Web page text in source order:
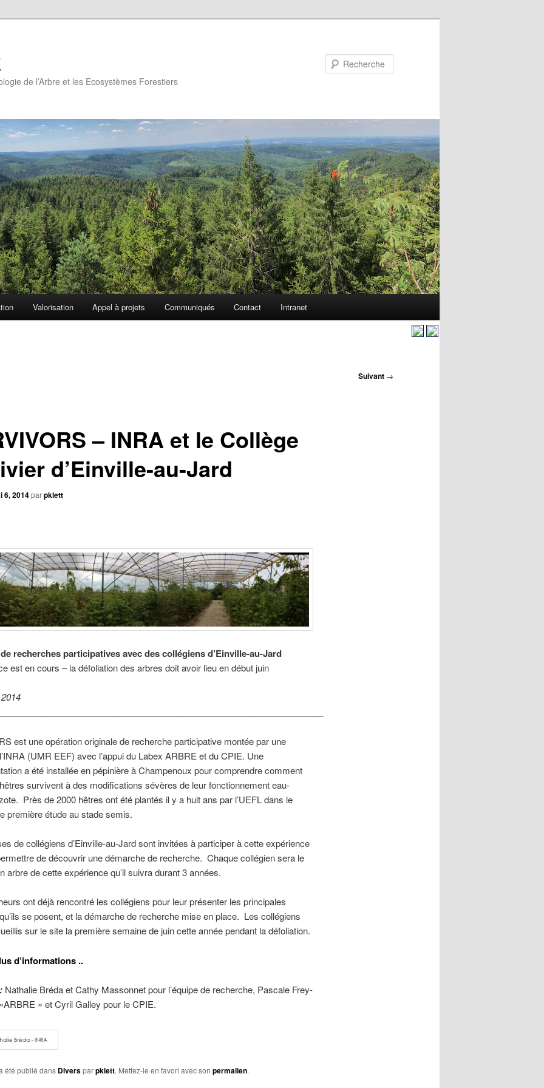
de l’Arbre et les Ecosystèmes Forestiers
Valorisation Appel à projets Communiqués Contact Intranet
Suivant →
– INRA et le Collège
d’Einville-au-Jard
6, 2014parpklett
recherches participatives avec des collégiens d’Einville-au-Jard
est en cours – la défoliation des arbres doit avoir lieu en début juin
est une opération originale de recherche participative montée par une
(UMR EEF) avec l’appui du Labex ARBRE et du CPIE. Une
a été installée en pépinière à Champenoux pour comprendre comment
survivent à des modifications sévères de leur fonctionnement eau-
Près de 2000 hêtres ont été plantés il y a huit ans par l’UEFL dans le
première étude au stade semis.
de collégiens d’Einville-au-Jard sont invitées à participer à cette expérience
de découvrir une démarche de recherche. Chaque collégien sera le
arbre de cette expérience qu’il suivra durant 3 années.
ont déjà rencontré les collégiens pour leur présenter les principales
se posent, et la démarche de recherche mise en place. Les collégiens
sur le site la première semaine de juin cette année pendant la défoliation.
d’informations ..
Nathalie Bréda et Cathy Massonnet pour l’équipe de recherche, Pascale Frey-
» et Cyril Galley pour le CPIE.
été publié dans Diversparpklett. Mettez-le en favori avec son permalien.